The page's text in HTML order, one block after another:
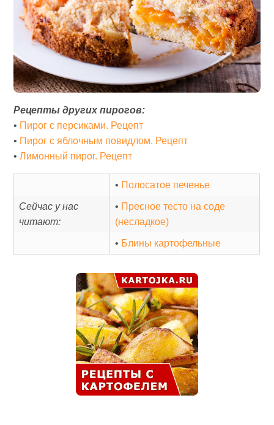
Рецепты других пирогов:
• Пирог с персиками. Рецепт
• Пирог с яблочным повидлом. Рецепт
•Лимонный пирог. Рецепт
• Полосатое печенье
Сейчас у нас
читают:
• Пресное тесто на соде
(несладкое)
• Блины картофельные